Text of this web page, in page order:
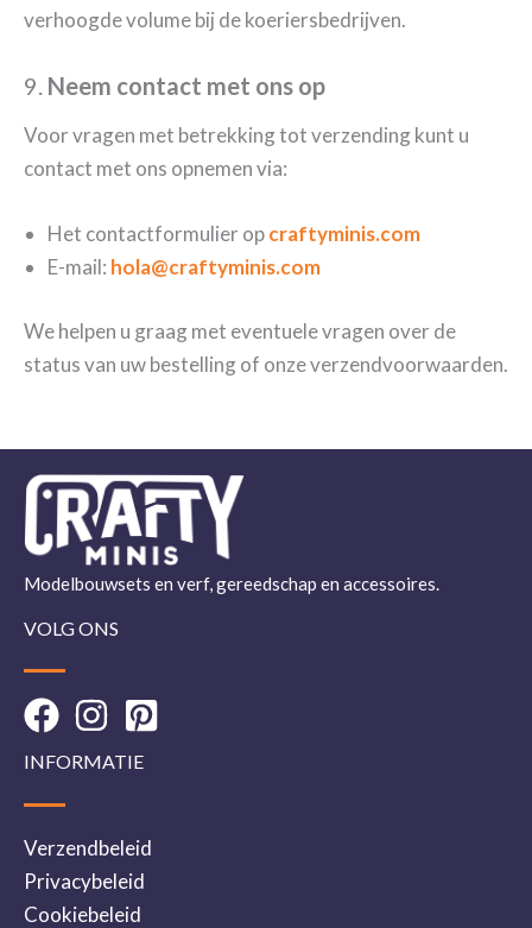
verhoogde volume bij de koeriersbedrijven.
9. Neem contact met ons op
Voor vragen met betrekking tot verzending kunt u
contact met ons opnemen via:
Het contactformulier opcraftyminis.com
E-mail: hola@craftyminis.com
We helpen u graag met eventuele vragen over de
status van uw bestelling of onze verzendvoorwaarden.
Modelbouwsets en verf, gereedschap en accessoires.
VOLG ONS
INFORMATIE
Verzendbeleid
Privacybeleid
Cookiebeleid